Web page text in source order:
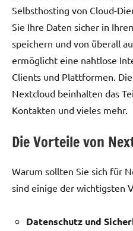
Selbsthosting von Cloud-
Sie Ihre Daten sicher in
speichern und von überall
ermöglicht eine nahtlose
Clients und Plattformen.
Nextcloud beinhalten das
Kontakten und vieles mehr.
Die Vorteile von
Warum sollten Sie sich für
sind einige der wichtigsten
Datenschutz und